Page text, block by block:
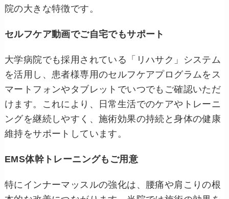
院の大きな特徴です。
セルフケア動画でご自宅でもサポート
大学病院でも採用されている「リハサク」システム
を活用し、患者様専用のセルフケアプログラムをス
マートフォンやタブレットでいつでもご確認いただ
けます。これにより、日常生活でのケアやトレーニ
ングを継続しやすく、施術効果の持続と身体の健康
維持をサポートしています。
EMS体幹トレーニングもご用意
特にインナーマッスルの強化は、腰痛や肩こりの根